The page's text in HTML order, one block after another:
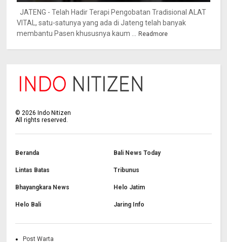
JATENG - Telah Hadir Terapi Pengobatan Tradisional ALAT
VITAL, satu-satunya yang ada di Jateng telah banyak
membantu Pasen khususnya kaum ...
Readmore
©2026 Indo Nitizen
All rights reserved.
Beranda Bali News Today
Lintas Batas Tribunus
Bhayangkara News Helo Jatim
Helo Bali Jaring Info
Post Warta